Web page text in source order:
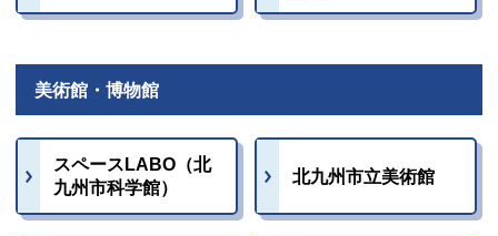
美術館・博物館
スペースLABO（北
九州市科学館）
北九州市立美術館